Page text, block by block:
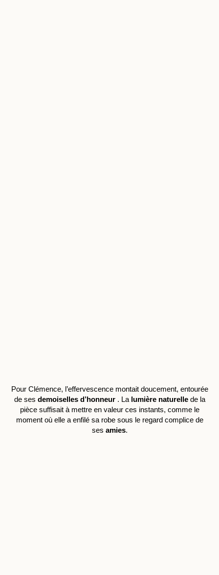
Pour Clémence, l’effervescence montait doucement, entourée
de ses demoiselles d’honneur. La lumière naturellede la
pièce suffisait à mettre en valeur ces instants, comme le
moment où elle a enfilé sa robe sous le regard complice de
ses amies.